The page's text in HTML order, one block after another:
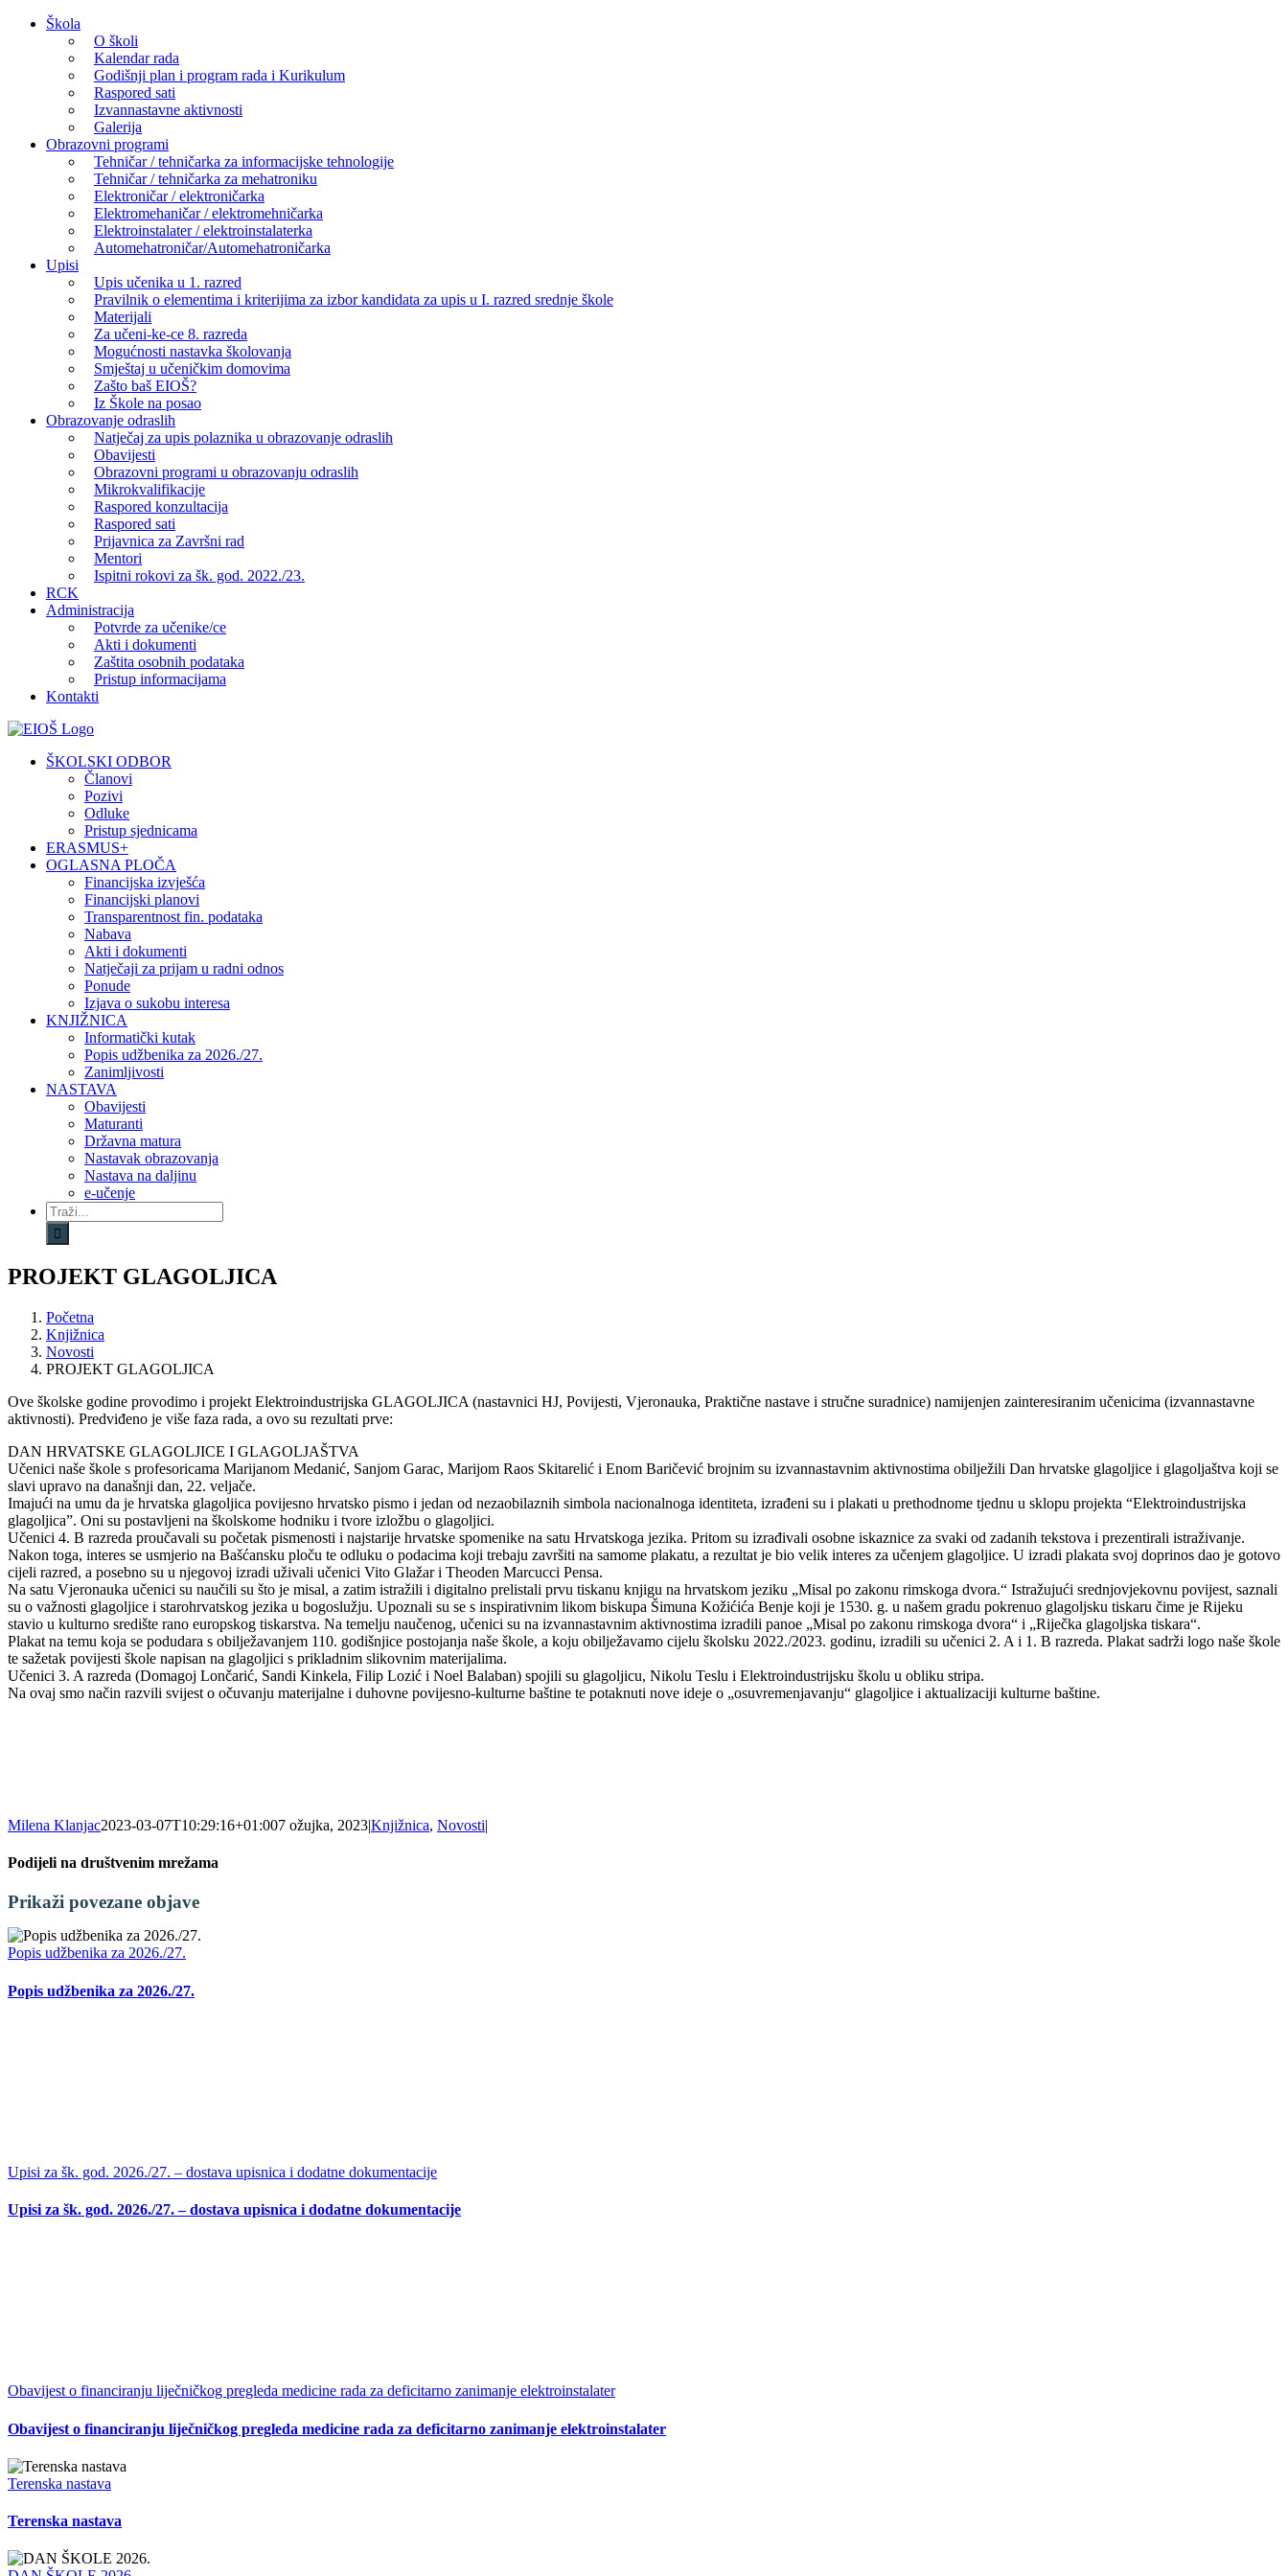
Skip
Škola
O školi
Kalendar rada
Godišnji plan i program rada i Kurikulum
Raspored sati
Izvannastavne aktivnosti
Galerija
Obrazovni programi
Tehničar / tehničarka za informacijske tehnologije
Tehničar / tehničarka za mehatroniku
Elektroničar / elektroničarka
Elektromehaničar / elektromehničarka
Elektroinstalater / elektroinstalaterka
Automehatroničar/Automehatroničarka
Upisi
Upis učenika u 1. razred
Pravilnik o elementima i kriterijima za izbor kandidata za upis u I. razred srednje škole
Materijali
Za učeni-ke-ce 8. razreda
Mogućnosti nastavka školovanja
Smještaj u učeničkim domovima
Zašto baš EIOŠ?
Iz Škole na posao
Obrazovanje odraslih
Natječaj za upis polaznika u obrazovanje odraslih
Obavijesti
Obrazovni programi u obrazovanju odraslih
Mikrokvalifikacije
Raspored konzultacija
Raspored sati
Prijavnica za Završni rad
Mentori
Ispitni rokovi za šk. god. 2022./23.
RCK
Administracija
Potvrde za učenike/ce
Akti i dokumenti
Zaštita osobnih podataka
Pristup informacijama
Kontakti
Facebook
YouTube
X
Pinterest
ŠKOLSKI ODBOR
Članovi
Pozivi
Odluke
Pristup sjednicama
ERASMUS+
OGLASNA PLOČA
Financijska izvješća
Financijski planovi
Transparentnost fin. podataka
Nabava
Akti i dokumenti
Natječaji za prijam u radni odnos
Ponude
Izjava o sukobu interesa
KNJIŽNICA
Informatički kutak
Popis udžbenika za 2026./27.
Zanimljivosti
NASTAVA
Obavijesti
Maturanti
Državna matura
Nastavak obrazovanja
Nastava na daljinu
e-učenje
Traži...
PROJEKT GLAGOLJICA
Početna
Knjižnica
Novosti
PROJEKT GLAGOLJICA
Ove školske godine provodimo i projekt Elektroindustrijska GLAGOLJICA (nastavnici HJ, Povijesti, Vjeronauka, Praktične nastave i stručne suradnice) namijenjen zainteresiranim učenicima (izvannastavne
aktivnosti). Predviđeno je više faza rada, a ovo su rezultati prve:
DAN HRVATSKE GLAGOLJICE I GLAGOLJAŠTVA
Učenici naše škole s profesoricama Marijanom Medanić, Sanjom Garac, Marijom Raos Skitarelić i Enom Baričević brojnim su izvannastavnim aktivnostima obilježili Dan hrvatske glagoljice i glagoljaštva koji se
slavi upravo na današnji dan, 22. veljače.
Imajući na umu da je hrvatska glagoljica povijesno hrvatsko pismo i jedan od nezaobilaznih simbola nacionalnoga identiteta, izrađeni su i plakati u prethodnome tjednu u sklopu projekta “Elektroindustrijska
glagoljica”. Oni su postavljeni na školskome hodniku i tvore izložbu o glagoljici.
Učenici 4. B razreda proučavali su početak pismenosti i najstarije hrvatske spomenike na satu Hrvatskoga jezika. Pritom su izrađivali osobne iskaznice za svaki od zadanih tekstova i prezentirali istraživanje.
Nakon toga, interes se usmjerio na Bašćansku ploču te odluku o podacima koji trebaju završiti na samome plakatu, a rezultat je bio velik interes za učenjem glagoljice. U izradi plakata svoj doprinos dao je gotovo
cijeli razred, a posebno su u njegovoj izradi uživali učenici Vito Glažar i Theoden Marcucci Pensa.
Na satu Vjeronauka učenici su naučili su što je misal, a zatim istražili i digitalno prelistali prvu tiskanu knjigu na hrvatskom jeziku „Misal po zakonu rimskoga dvora.“ Istražujući srednjovjekovnu povijest, saznali
su o važnosti glagoljice i starohrvatskog jezika u bogoslužju. Upoznali su se s inspirativnim likom biskupa Šimuna Kožićića Benje koji je 1530. g. u našem gradu pokrenuo glagoljsku tiskaru čime je Rijeku
stavio u kulturno središte rano europskog tiskarstva. Na temelju naučenog, učenici su na izvannastavnim aktivnostima izradili panoe „Misal po zakonu rimskoga dvora“ i „Riječka glagoljska tiskara“.
Plakat na temu koja se podudara s obilježavanjem 110. godišnjice postojanja naše škole, a koju obilježavamo cijelu školsku 2022./2023. godinu, izradili su učenici 2. A i 1. B razreda. Plakat sadrži logo naše škole
te sažetak povijesti škole napisan na glagoljici s prikladnim slikovnim materijalima.
Učenici 3. A razreda (Domagoj Lončarić, Sandi Kinkela, Filip Lozić i Noel Balaban) spojili su glagoljicu, Nikolu Teslu i Elektroindustrijsku školu u obliku stripa.
Na ovaj smo način razvili svijest o očuvanju materijalne i duhovne povijesno-kulturne baštine te potaknuti nove ideje o „osuvremenjavanju“ glagoljice i aktualizaciji kulturne baštine.
Milena Klanjac2023-03-07T10:29:16+01:007 ožujka, 2023|Knjižnica, Novosti|
Podijeli na društvenim mrežama
Facebook
X
LinkedIn
WhatsApp
Tumblr
Pinterest
Email:
Prikaži povezane objave
Popis udžbenika za 2026./27.
Popis udžbenika za 2026./27.
Upisi za šk. god. 2026./27. – dostava upisnica i dodatne dokumentacije
Upisi za šk. god. 2026./27. – dostava upisnica i dodatne dokumentacije
Obavijest o financiranju liječničkog pregleda medicine rada za deficitarno zanimanje elektroinstalater
Obavijest o financiranju liječničkog pregleda medicine rada za deficitarno zanimanje elektroinstalater
Terenska nastava
Terenska nastava